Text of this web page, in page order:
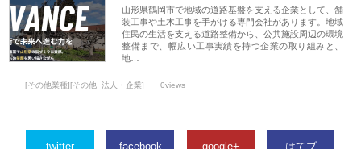
山形県鶴岡市で地域の道路基盤を支える企業として、舗
装工事や土木工事を手がける専門会社があります。地域
住民の生活を支える道路整備から、公共施設周辺の環境
整備まで、幅広い工事実績を持つ企業の取り組みと、
地…
[その他業種][その他_法人・企業] 0views
twitter facebook google+ はてブ